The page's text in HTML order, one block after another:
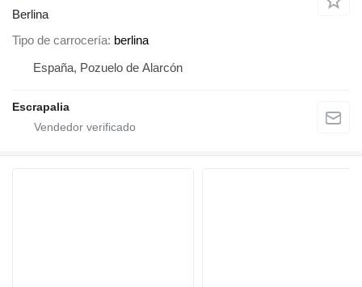
Berlina
Tipo de carrocería berlina
España, Pozuelo de Alarcón
Escrapalia